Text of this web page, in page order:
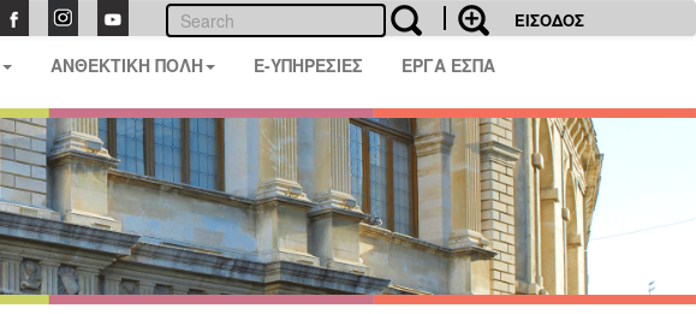
ΕΙΣΟΔΟΣ
ΑΝΘΕΚΤΙΚΗ ΠΟΛΗ E-ΥΠΗΡΕΣΙΕΣ ΕΡΓΑ ΕΣΠΑ